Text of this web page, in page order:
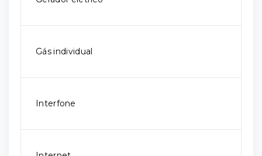
Gás individual
Interfone